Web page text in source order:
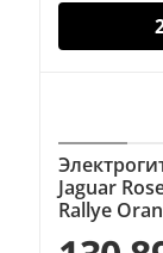
Jaguar
Rallye